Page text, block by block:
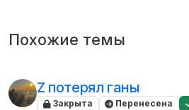
Похожие темы
Z потерял ганы
Закрыта Перенесена